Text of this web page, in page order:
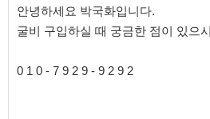
안녕하세요 박국화입니다.
굴비 구입하실 때 궁금한 점이 있으
0 1 0 - 7 9 2 9 - 9 2 9 2